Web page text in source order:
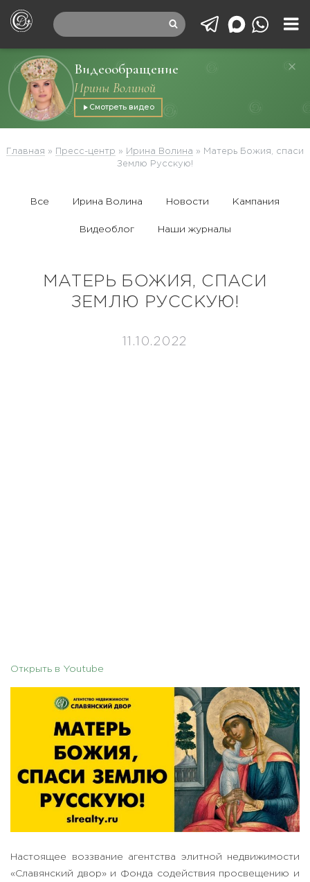
Видеообращение
Ирины Волиной
Смотреть видео
Главная » Пресс-центр » Ирина Волина »
Матерь Божия, спаси
Землю Русскую!
Все Ирина Волина Новости Кампания
Видеоблог Наши журналы
МАТЕРЬ БОЖИЯ, СПАСИ
ЗЕМЛЮ РУССКУЮ!
11.10.2022
Открыть в Youtube
Настоящее воззвание агентства элитной недвижимости
«Славянский двор» и Фонда содействия просвещению и